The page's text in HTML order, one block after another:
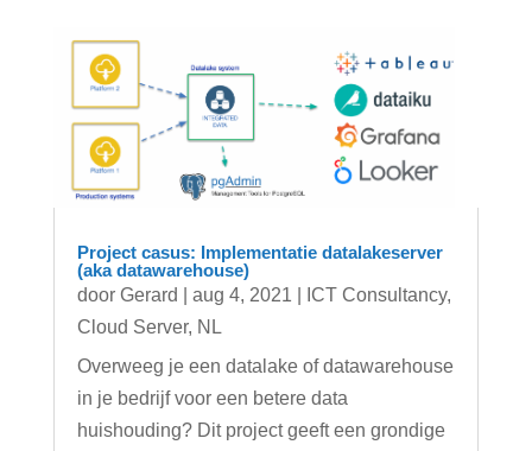
Project casus: Implementatie datalakeserver
(aka datawarehouse)
door Gerard aug 4, 2021 ICT Consultancy,
Cloud Server, NL
Overweeg je een datalake of datawarehouse
in je bedrijf voor een betere data
huishouding? Dit project geeft een grondige